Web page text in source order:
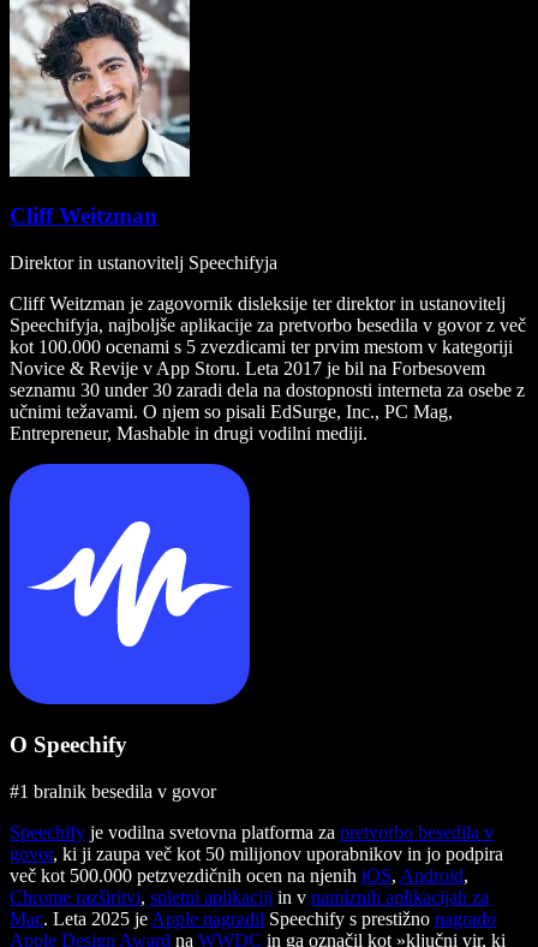
Cliff Weitzman
Direktor in ustanovitelj Speechifyja
Cliff Weitzman je zagovornik disleksije ter direktor in ustanovitelj
Speechifyja, najboljše aplikacije za pretvorbo besedila v govor z več
kot 100.000 ocenami s 5 zvezdicami ter prvim mestom v kategoriji
Novice & Revije v App Storu. Leta 2017 je bil na Forbesovem
seznamu 30 under 30 zaradi dela na dostopnosti interneta za osebe z
učnimi težavami. O njem so pisali EdSurge, Inc., PC Mag,
Entrepreneur, Mashable in drugi vodilni mediji.
O Speechify
#1 bralnik besedila v govor
Speechify je vodilna svetovna platforma za pretvorbo besedila v
govor, ki ji zaupa več kot 50 milijonov uporabnikov in jo podpira
več kot 500.000 petzvezdičnih ocen na njenih iOS, Android,
Chrome razširitvi, spletni aplikaciji in v namiznih aplikacijah za
Mac. Leta 2025 je Apple nagradil Speechify s prestižno nagrado
Apple Design Award na WWDC in ga označil kot »ključni vir, ki